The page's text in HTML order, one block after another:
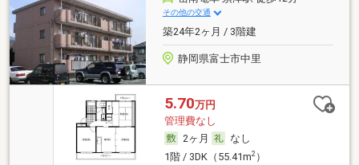
その他の交通
築24年2ヶ月 / 3階建
静岡県富士市中里
5.70万円
管理費なし
2ヶ月
なし
1階 / 3DK（55.41m2）